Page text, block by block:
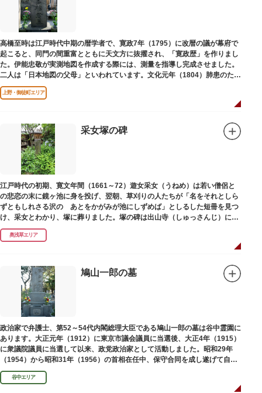
高橋至時は江戸時代中期の暦学者で、寛政7年（1795）に改暦の議が幕府で
起こると、同門の間重富とともに天文方に抜擢され、「寛政歴」を作りまし
た。伊能忠敬が実測地図を作成する際には、測量を指導し完成させました。
二人は「日本地図の父母」といわれています。文化元年（1804）肺患のため
没しました。お墓は源空寺（げんくうじ）にあります。
上野・御徒町エリア
采女塚の碑
江戸時代の初期、寛文年間（1661～72）遊女采女（うねめ）は若い僧侶と
の悲恋の末に鏡ヶ池に身を投げ、翌朝、草刈りの人たちが「名をそれとしら
ずともしれさる沢の あとをかがみが池にしずめば」としるした短冊を見つ
け、采女とわかり、塚に葬りました。塚の碑は出山寺（しゅっさんじ）にあ
ります。
奥浅草エリア
鳩山一郎の墓
政治家で弁護士、第52～54代内閣総理大臣である鳩山一郎の墓は谷中霊園に
あります。大正元年（1912）に東京市議会議員に当選後、大正4年（1915）
に衆議院議員に当選して以来、政党政治家として活動しました。昭和29年
（1954）から昭和31年（1956）の首相在任中、保守合同を成し遂げて自由
民主党の初代総裁となり、日本とソビエト連邦の国交回復を実現しました。
谷中エリア